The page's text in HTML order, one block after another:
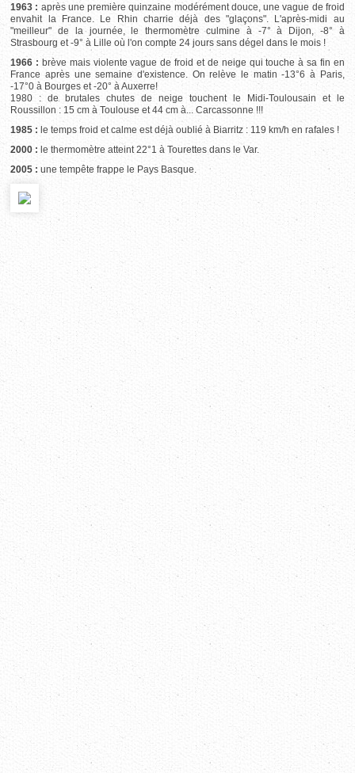
1963 : après une première quinzaine modérément douce, une vague de froid
envahit la France. Le Rhin charrie déjà des "glaçons". L'après-midi au
"meilleur" de la journée, le thermomètre culmine à -7° à Dijon, -8° à
Strasbourg et -9° à Lille où l'on compte 24 jours sans dégel dans le mois !
1966 : brève mais violente vague de froid et de neige qui touche à sa fin en
France après une semaine d'existence. On relève le matin -13°6 à Paris,
-17°0 à Bourges et -20° à Auxerre!
1980 : de brutales chutes de neige touchent le Midi-Toulousain et le
Roussillon : 15 cm à Toulouse et 44 cm à... Carcassonne !!!
1985 : le temps froid et calme est déjà oublié à Biarritz : 119 km/h en rafales !
2000 : le thermomètre atteint 22°1 à Tourettes dans le Var.
2005 : une tempête frappe le Pays Basque.